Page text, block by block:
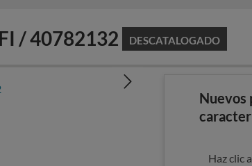
/ 40782132 DESCATALOGADO
Nuevos
Haz clic